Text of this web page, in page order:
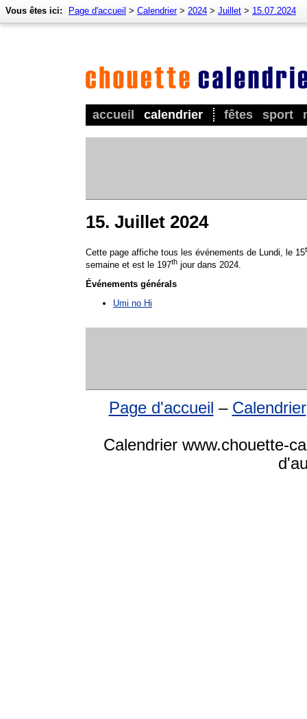
accueil calendrier fêtes sport
Vous êtes ici: Page d'accueil > Calendrier> 2024 > Juillet > 15.07.2024
15. Juillet 2024
Cette page affiche tous les événements de Lundi, le 15
semaine et est le 197th jour dans 2024.
Événements générals
Umi no Hi
Page d'accueil – Calendrier
Calendrier www.chouette-